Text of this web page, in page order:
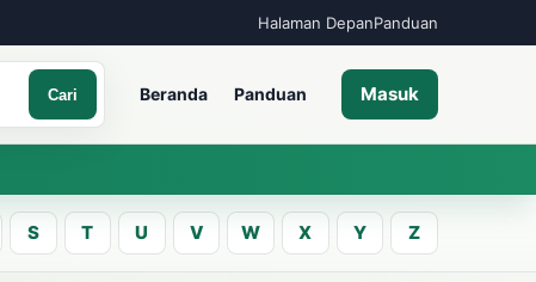
Halaman DepanPanduan
Cari Beranda Panduan Masuk
S T U V W X Y Z